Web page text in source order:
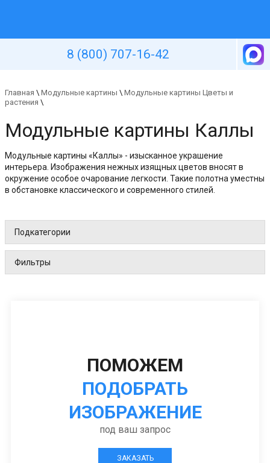
8 (800) 707-16-42
Главная \ Модульные картины \ Модульные картины Цветы и
растения \
Модульные картины Каллы
Модульные картины «Каллы» - изысканное украшение
интерьера. Изображения нежных изящных цветов вносят в
окружение особое очарование легкости. Такие полотна уместны
в обстановке классического и современного стилей.
Подкатегории
Фильтры
ПОМОЖЕМ
ПОДОБРАТЬ
ИЗОБРАЖЕНИЕ
под ваш запрос
ЗАКАЗАТЬ